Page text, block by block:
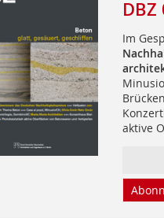
Im
aktive